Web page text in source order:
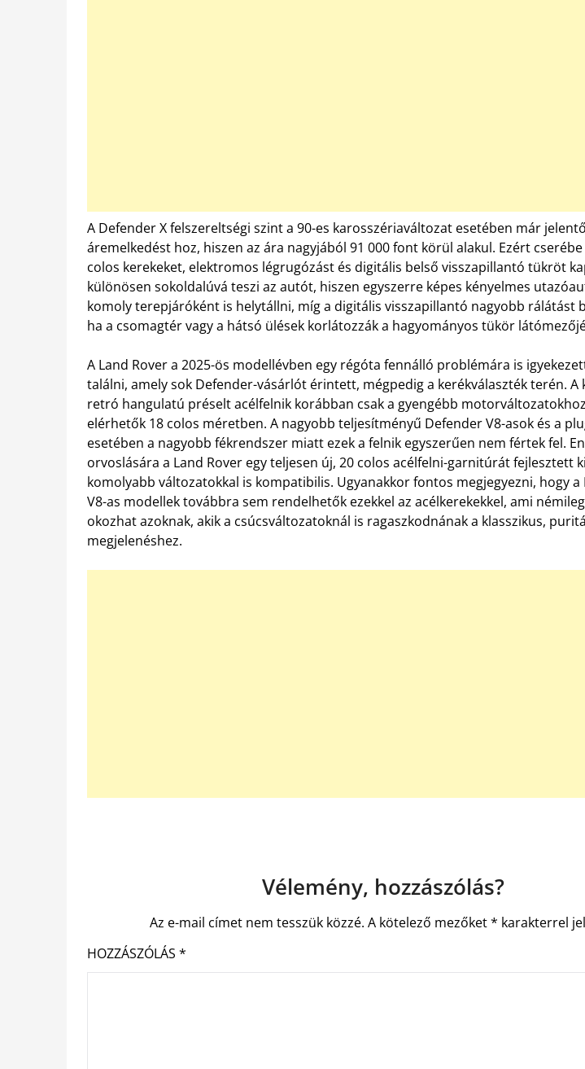
A Defender X felszereltségi szint a 90-es karosszériaváltozat esetében már
áremelkedést hoz, hiszen az ára nagyjából 91 000 font körül alakul. Ezért
colos kerekeket, elektromos légrugózást és digitális belső visszapillantó tükröt
különösen sokoldalúvá teszi az autót, hiszen egyszerre képes kényelmes
komoly terepjáróként is helytállni, míg a digitális visszapillantó nagyobb rálátást
ha a csomagtér vagy a hátsó ülések korlátozzák a hagyományos tükör
A Land Rover a 2025-ös modellévben egy régóta fennálló problémára is
találni, amely sok Defender-vásárlót érintett, mégpedig a kerékválaszték terén. A
retró hangulatú préselt acélfelnik korábban csak a gyengébb
elérhetők 18 colos méretben. A nagyobb teljesítményű Defender V8-asok és a
esetében a nagyobb fékrendszer miatt ezek a felnik egyszerűen nem fértek fel.
orvoslására a Land Rover egy teljesen új, 20 colos acélfelni-garnitúrát fejlesztett
komolyabb változatokkal is kompatibilis. Ugyanakkor fontos megjegyezni, hogy a
V8-as modellek továbbra sem rendelhetők ezekkel az acélkerekekkel, ami
okozhat azoknak, akik a csúcsváltozatoknál is ragaszkodnának a klasszikus,
megjelenéshez.
Vélemény, hozzászólás?
Az e-mail címet nem tesszük közzé. A kötelező mezőket* karakterrel
HOZZÁSZÓLÁS *